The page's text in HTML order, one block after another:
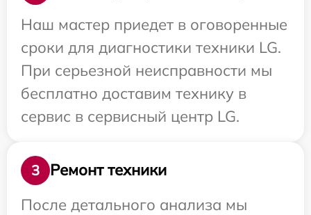
Наш мастер приедет в оговоренные
сроки для диагностики техники LG.
При серьезной неисправности мы
бесплатно доставим технику в
сервис в сервисный центр LG.
3
Ремонт техники
После детального анализа мы